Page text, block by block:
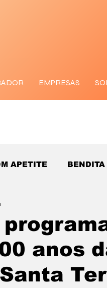
EMPRESAS
APETITE
anos